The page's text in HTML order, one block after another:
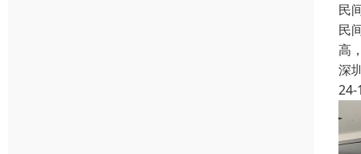
民
民
高
深
24-